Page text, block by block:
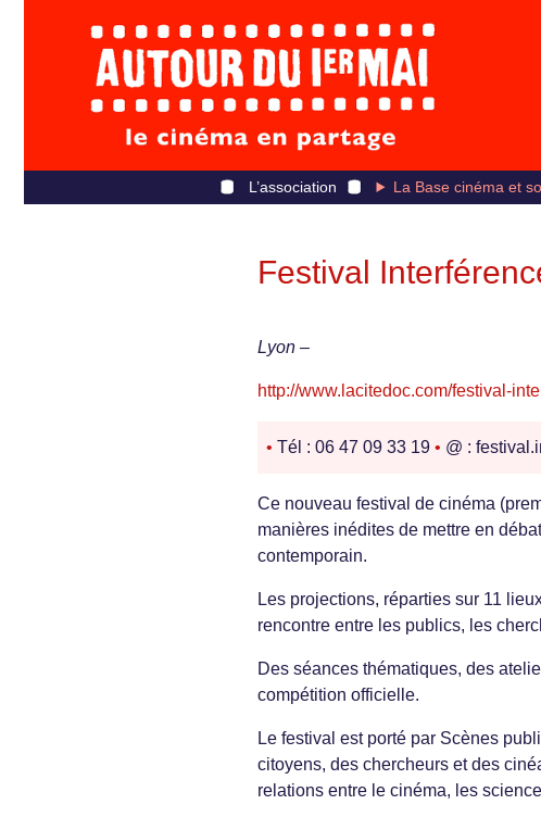
L’association La Base cinéma et
Festival
Lyon –
http://www.lacitedoc.com/festival-
• Tél : 06 47 09 33 19 • @ :
Ce nouveau festival de cinéma
manières inédites de mettre en
contemporain.
Les projections, réparties sur 11
rencontre entre les publics, les
Des séances thématiques, des
compétition officielle.
Le festival est porté par Scènes
citoyens, des chercheurs et des
relations entre le cinéma, les